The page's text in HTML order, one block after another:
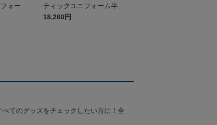
ォーム
ティックユニフォーム半袖
（2026百年構想リーグ）F
18,260円
てのグッズをチェックしたい方に！全